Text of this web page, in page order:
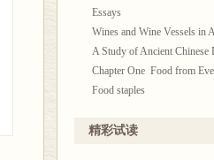
Essays
Wines and Wine Vessels in
A Study of Ancient Chinese
Chapter One Food from
Food staples
Fruit and vegetables
精彩试读